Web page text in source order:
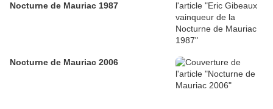
Nocturne de Mauriac 1987
Nocturne de Mauriac 2006